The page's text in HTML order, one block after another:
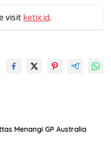
visit ketix.id.
Menangi GP Australia